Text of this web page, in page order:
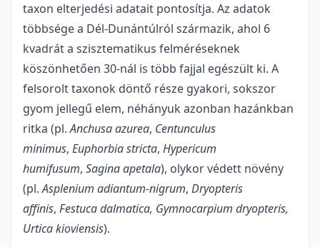
taxon elterjedési adatait pontosítja. Az adatok
több­sége a Dél-Dunántúlról származik, ahol 6
kvadrát a szisztematikus felméréseknek
köszönhetően 30-nál is több fajjal egészült ki. A
felsorolt taxonok döntő része gyakori, sokszor
gyom jellegű elem, néhányuk azonban hazánkban
ritka (pl.Anchusa azurea, Centunculus
minimus, Euphorbia stricta, Hypericum
humifusum, Sagina apetala), olykor védett növény
(pl.Asplenium adiantum-nigrum, Dryopteris
affinis, Festuca dalmatica, Gymnocarpium dryopteris,
Urtica kioviensis).